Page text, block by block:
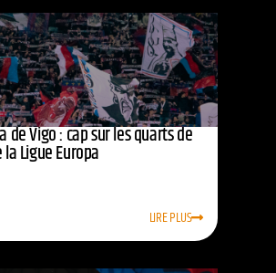
de Vigo : cap sur les quarts de
Ligue Europa
LIRE PLUS